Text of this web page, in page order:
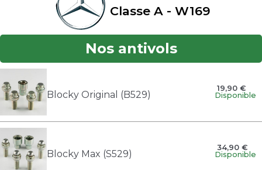
Classe A - W169
Nos antivols
Blocky Original (B529)
19,90 €
Disponible
Blocky Max (S529)
34,90 €
Disponible